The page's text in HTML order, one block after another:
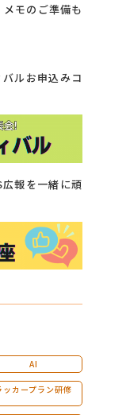
モのご準備も
ルお申込みコ
報を一緒に頑
AI
ッカープラン研修